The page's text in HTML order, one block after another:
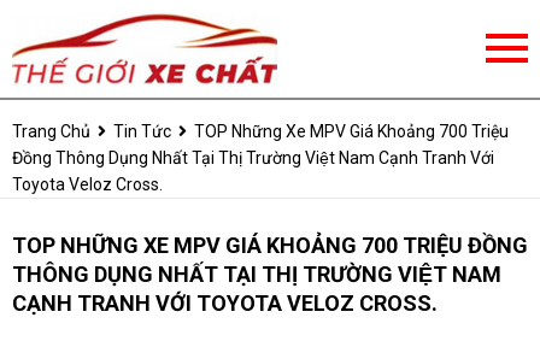
Trang Chủ Tin Tức
TOP Những Xe MPV Giá Khoảng 700 Triệu
Đồng Thông Dụng Nhất Tại Thị Trường Việt Nam Cạnh Tranh Với
Toyota Veloz Cross.
TOP NHỮNG XE MPV GIÁ KHOẢNG 700 TRIỆU ĐỒNG
THÔNG DỤNG NHẤT TẠI THỊ TRƯỜNG VIỆT NAM
CẠNH TRANH VỚI TOYOTA VELOZ CROSS.